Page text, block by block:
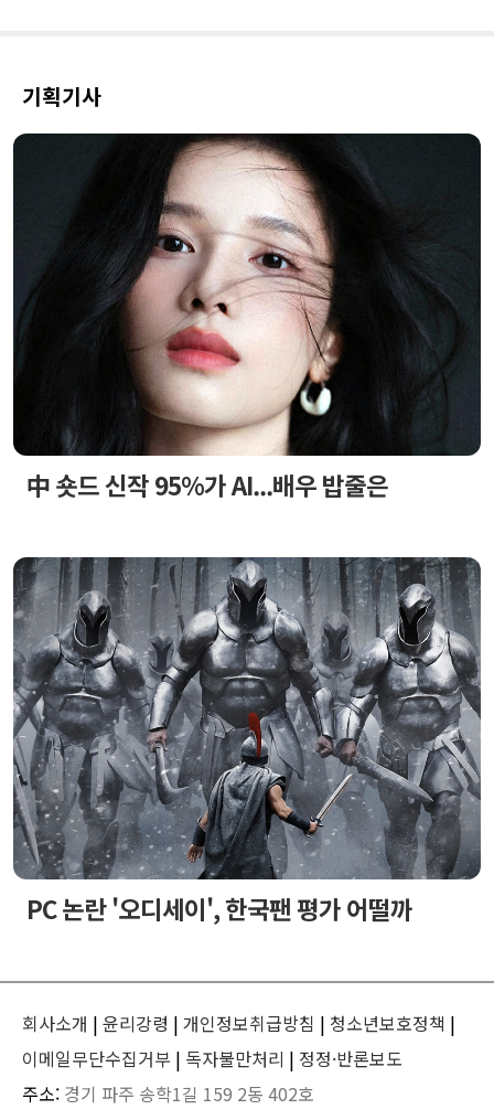
기획기사
中 숏드 신작 95%가 AI...배우 밥줄은
PC 논란 '오디세이', 한국팬 평가 어떨까
회사소개 | 윤리강령 | 개인정보취급방침 | 청소년보호정책 |
이메일무단수집거부 | 독자불만처리 | 정정·반론보도
주소: 경기 파주 송학1길 159 2동 402호